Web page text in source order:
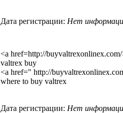
Дата регистрации: Нет
<a href=http://
valtrex buy
<a href=" http://
where to buy valtrex
Дата регистрации: Нет